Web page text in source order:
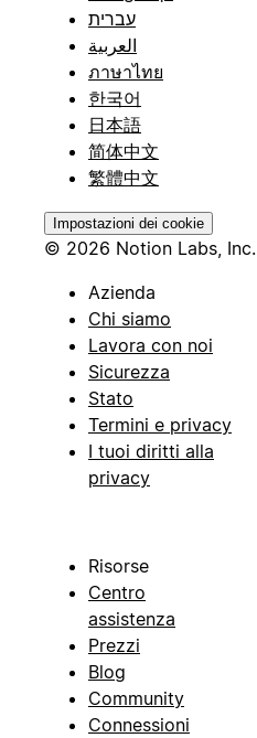
עברית
العربية
ภาษาไทย
한국어
日本語
简体中文
繁體中文
Impostazioni dei cookie
© 2026 Notion Labs, Inc.
Azienda
Chi siamo
Lavora con noi
Sicurezza
Stato
Termini e privacy
I tuoi diritti alla
privacy
Risorse
Centro
assistenza
Prezzi
Blog
Community
Connessioni